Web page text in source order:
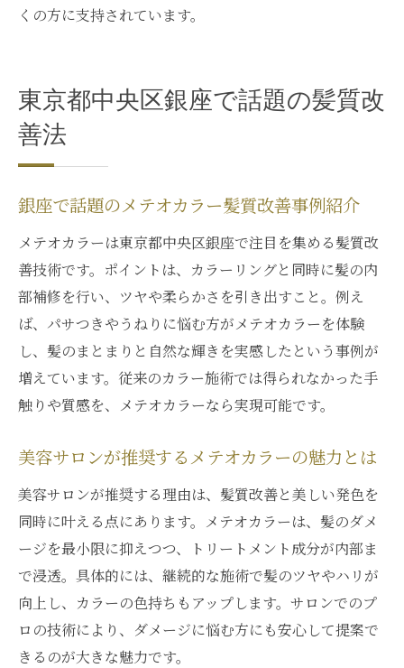
特徴
メテオカラーが銀座の髪質改善で人気の背
メテオカラー施術が銀座で評価されるポイ
ント
銀座のサロンで叶うメテオカラー髪質改善
体感
理想の髪質へ導くメテオカラーの効果とは
メテオカラーで理想の髪質を実現する効果
解説
髪質改善に役立つメテオカラーの具体的メ
メテオカラーで得られる髪の変化とその理
由
美しいツヤ髪へ導くメテオカラー施術の実
力
持続する髪質改善を叶えるメテオカラーの
特徴
理想の髪質へ近づくメテオカラー体験の魅
くの方に支持されています。
東京都中央区銀座で話題の髪質改
善法
銀座で話題のメテオカラー髪質改善事例紹介
メテオカラーは東京都中央区銀座で注目を集める髪質改
善技術です。ポイントは、カラーリングと同時に髪の内
部補修を行い、ツヤや柔らかさを引き出すこと。例え
ば、パサつきやうねりに悩む方がメテオカラーを体験
し、髪のまとまりと自然な輝きを実感したという事例が
増えています。従来のカラー施術では得られなかった手
触りや質感を、メテオカラーなら実現可能です。
美容サロンが推奨するメテオカラーの魅力とは
美容サロンが推奨する理由は、髪質改善と美しい発色を
同時に叶える点にあります。メテオカラーは、髪のダメ
ージを最小限に抑えつつ、トリートメント成分が内部ま
で浸透。具体的には、継続的な施術で髪のツヤやハリが
向上し、カラーの色持ちもアップします。サロンでのプ
ロの技術により、ダメージに悩む方にも安心して提案で
きるのが大きな魅力です。